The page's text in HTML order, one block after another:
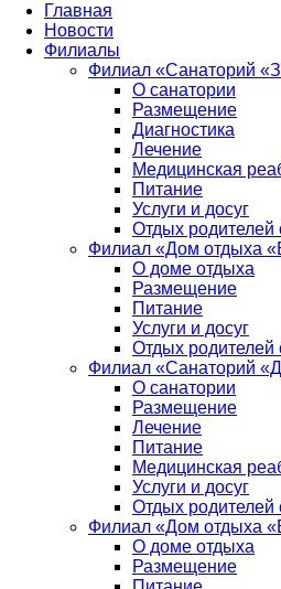
Главная
Новости
Филиалы
Филиал «Санаторий
О санатории
Размещение
Диагностика
Лечение
Медицинская
Питание
Услуги и досуг
Отдых родителей
Филиал «Дом отдыха
О доме отдыха
Размещение
Питание
Услуги и досуг
Отдых родителей
Филиал «Санаторий
О санатории
Размещение
Лечение
Питание
Медицинская
Услуги и досуг
Отдых родителей
Филиал «Дом отдыха
О доме отдыха
Размещение